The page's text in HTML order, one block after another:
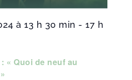
« Quoi de neuf au
à 13 h 30 min - 17 h